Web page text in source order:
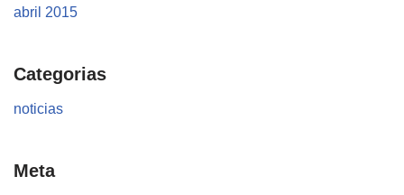
abril 2015
Categorias
noticias
Meta